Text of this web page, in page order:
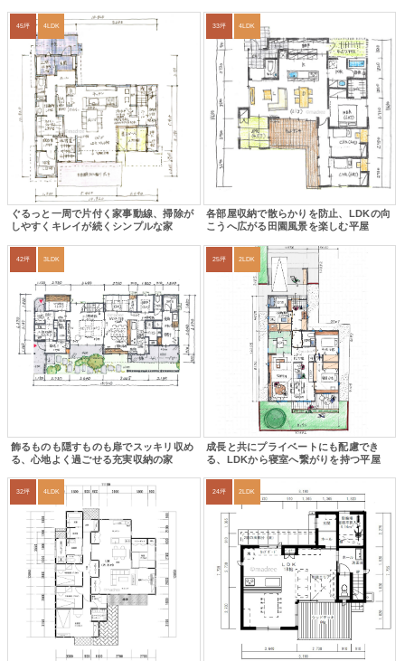
45坪 4LDK
ぐるっと一周で片付く家事動線、掃除が
しやすくキレイが続くシンプルな家
33坪 4LDK
各部屋収納で散らかりを防止、LDKの向
こうへ広がる田園風景を楽しむ平屋
42坪 3LDK
飾るものも隠すものも扉でスッキリ収め
る、心地よく過ごせる充実収納の家
25坪 2LDK
成長と共にプライベートにも配慮でき
る、LDKから寝室へ繋がりを持つ平屋
32坪 4LDK 24坪 2LDK